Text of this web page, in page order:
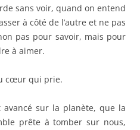
sans voir, quand on entend
à côté de l’autre et ne pas
pas pour savoir, mais pour
à aimer.
cœur qui prie.
sur la planète, que la
prête à tomber sur nous,